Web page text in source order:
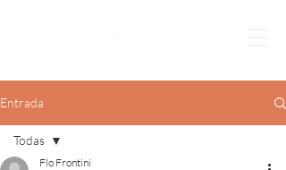
Entrada
Todas
Flo Frontini